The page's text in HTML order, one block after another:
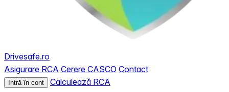
Drivesafe.ro
Asigurare RCA Cerere CASCO Contact
Intră în cont Calculează RCA